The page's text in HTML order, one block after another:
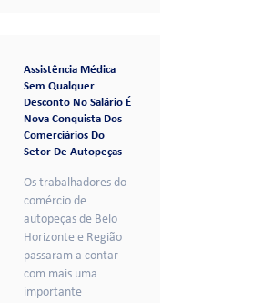
Assistência Médica
Sem Qualquer
Desconto No Salário É
Nova Conquista Dos
Comerciários Do
Setor De Autopeças
Os trabalhadores do
comércio de
autopeças de Belo
Horizonte e Região
passaram a contar
com mais uma
importante